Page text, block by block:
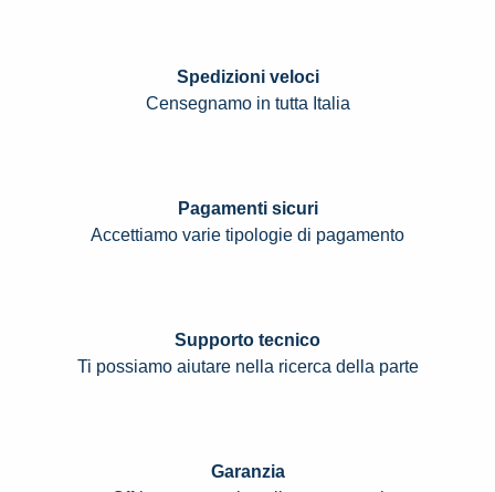
Spedizioni veloci
Censegnamo in tutta Italia
Pagamenti sicuri
Accettiamo varie tipologie di pagamento
Supporto tecnico
Ti possiamo aiutare nella ricerca della parte
Garanzia